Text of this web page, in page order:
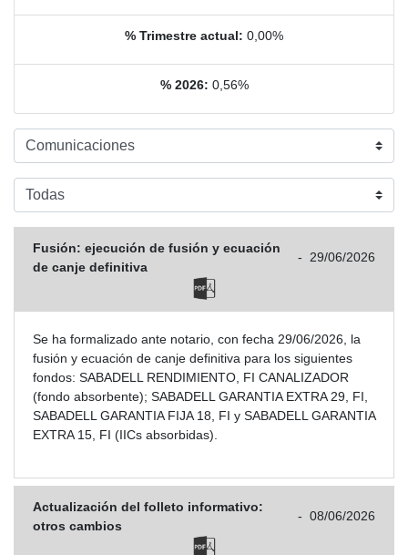
% Trimestre actual: 0,00%
% 2026: 0,56%
Fusión: ejecución de fusión y ecuación
de canje definitiva
- 29/06/2026
Se ha formalizado ante notario, con fecha 29/06/2026, la
fusión y ecuación de canje definitiva para los siguientes
fondos: SABADELL RENDIMIENTO, FI CANALIZADOR
(fondo absorbente); SABADELL GARANTIA EXTRA 29, FI,
SABADELL GARANTIA FIJA 18, FI y SABADELL GARANTIA
EXTRA 15, FI (IICs absorbidas).
Actualización del folleto informativo:
otros cambios
- 08/06/2026